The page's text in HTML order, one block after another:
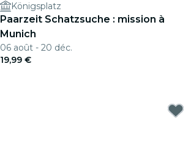
Königsplatz
Paarzeit Schatzsuche : mission à
Munich
06 août - 20 déc.
19,99 €